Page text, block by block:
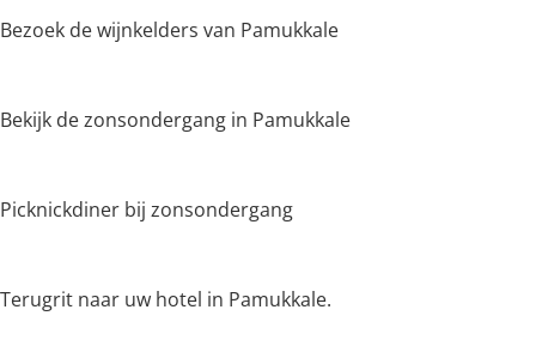
Bezoek de wijnkelders van Pamukkale
Bekijk de zonsondergang in Pamukkale
Picknickdiner bij zonsondergang
Terugrit naar uw hotel in Pamukkale.